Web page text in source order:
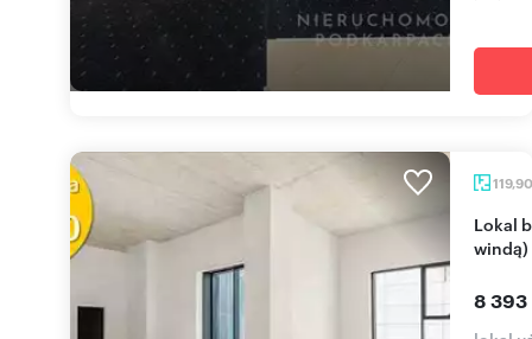
Lokal biurowy 120 m² w Rzeszowie (widok, dostęp
windą)
8 393